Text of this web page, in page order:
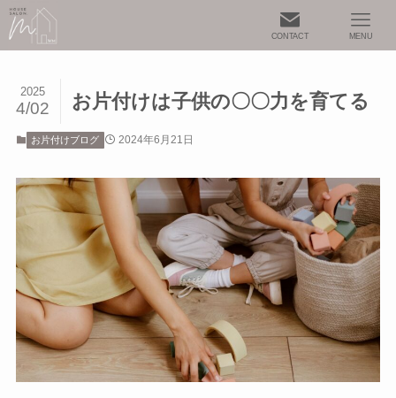
CONTACT MENU
お片付けは子供の〇〇力を育てる
2025
4/02
お片付けブログ 2024年6月21日